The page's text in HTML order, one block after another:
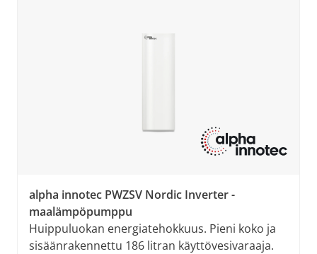
alpha innotec PWZSV Nordic Inverter -
maalämpöpumppu
Huippuluokan energiatehokkuus. Pieni koko ja
sisäänrakennettu 186 litran käyttövesivaraaja.